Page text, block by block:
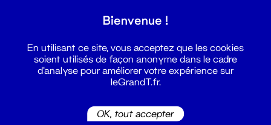
Bienvenue !
En utilisant ce site, vous acceptez que les cookies
soient utilisés de façon anonyme dans le cadre
d'analyse pour améliorer votre expérience sur
leGrandT.fr.
OK, tout accepter